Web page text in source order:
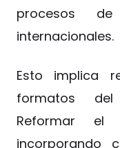
procesos
internacionales.
Esto implica
formatos del
Reformar el
incorporando